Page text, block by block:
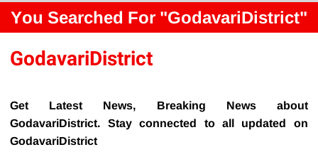
You Searched For "GodavariDistrict"
GodavariDistrict
Get Latest News, Breaking News about
GodavariDistrict. Stay connected to all updated on
GodavariDistrict